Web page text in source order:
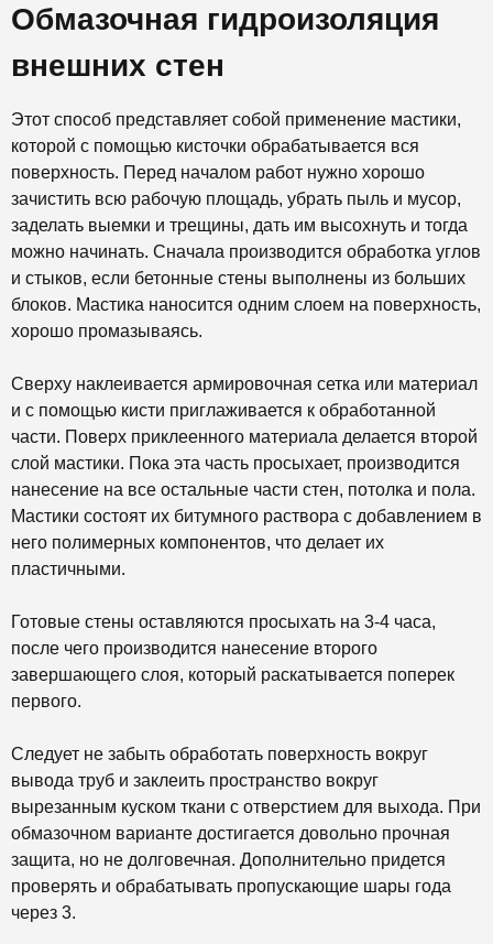
Обмазочная гидроизоляция
внешних стен
Этот способ представляет собой применение мастики,
которой с помощью кисточки обрабатывается вся
поверхность. Перед началом работ нужно хорошо
зачистить всю рабочую площадь, убрать пыль и мусор,
заделать выемки и трещины, дать им высохнуть и тогда
можно начинать. Сначала производится обработка углов
и стыков, если бетонные стены выполнены из больших
блоков. Мастика наносится одним слоем на поверхность,
хорошо промазываясь.
Сверху наклеивается армировочная сетка или материал
и с помощью кисти приглаживается к обработанной
части. Поверх приклеенного материала делается второй
слой мастики. Пока эта часть просыхает, производится
нанесение на все остальные части стен, потолка и пола.
Мастики состоят их битумного раствора с добавлением в
него полимерных компонентов, что делает их
пластичными.
Готовые стены оставляются просыхать на 3-4 часа,
после чего производится нанесение второго
завершающего слоя, который раскатывается поперек
первого.
Следует не забыть обработать поверхность вокруг
вывода труб и заклеить пространство вокруг
вырезанным куском ткани с отверстием для выхода. При
обмазочном варианте достигается довольно прочная
защита, но не долговечная. Дополнительно придется
проверять и обрабатывать пропускающие шары года
через 3.